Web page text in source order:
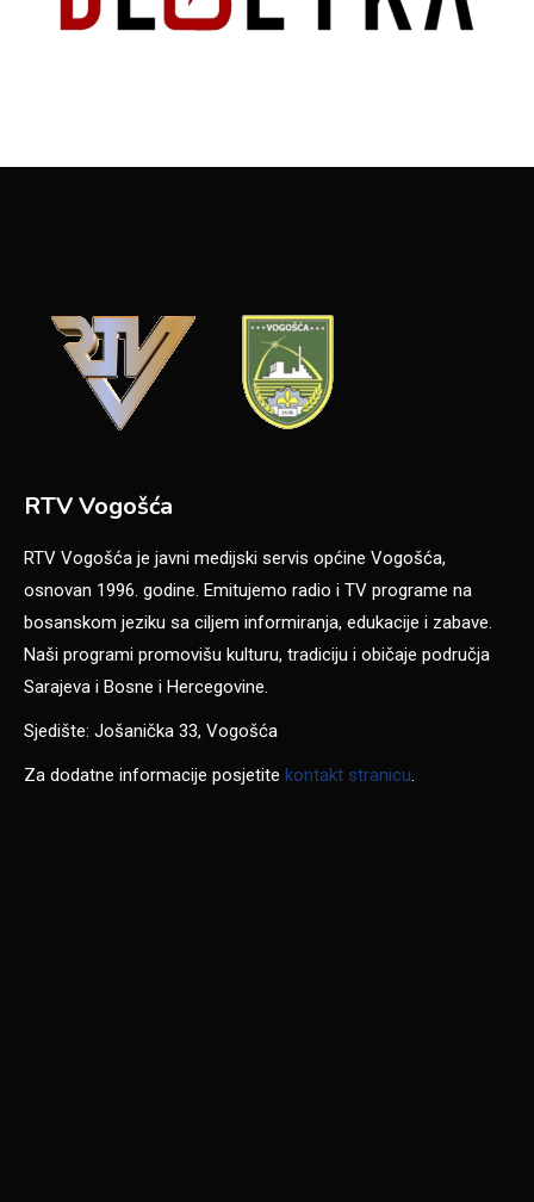
RTV Vogošća
RTV Vogošća je javni medijski servis općine Vogošća,
osnovan 1996. godine. Emitujemo radio i TV programe na
bosanskom jeziku sa ciljem informiranja, edukacije i zabave.
Naši programi promovišu kulturu, tradiciju i običaje područja
Sarajeva i Bosne i Hercegovine.
Sjedište: Jošanička 33, Vogošća
Za dodatne informacije posjetite kontakt stranicu